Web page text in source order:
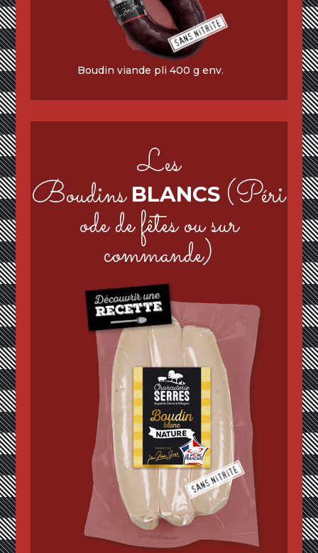
Boudin viande pli 400 g env.
Les
BoudinsBLANCS (Péri
ode de fêtes ou sur
commande)